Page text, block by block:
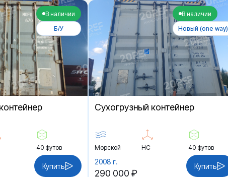
В наличии
Б/У
40 футов
Купить
В наличии
Новый (one way)
Cухогрузный контейнер
Морской HC 40 футов
2008 г.
290 000 ₽
Купить